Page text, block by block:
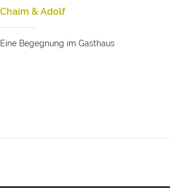
Chaim & Adolf
Eine Begegnung im Gasthaus